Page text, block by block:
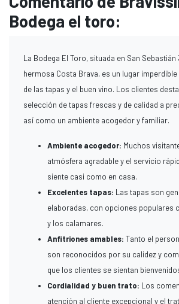
Bodega el toro:
La Bodega El Toro, situada en San Sebastián
hermosa Costa Brava, es un lugar
de las tapas y el buen vino. Los clientes
selección de tapas frescas y de calidad a
así como un ambiente acogedor y familiar.
Ambiente acogedor: Muchos
atmósfera agradable y el servicio
siente casi como en casa.
Excelentes tapas: Las tapas son
elaboradas, con opciones populares
y los calamares.
Anfitriones amables: Tanto el
son reconocidos por su calidez y
que los clientes se sientan
Cordialidad y buen trato: Los
atención al cliente excepcional y el